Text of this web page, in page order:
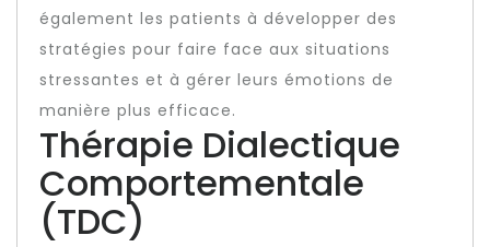
également les patients à développer des
stratégies pour faire face aux situations
stressantes et à gérer leurs émotions de
manière plus efficace.
Thérapie Dialectique
Comportementale
(TDC)